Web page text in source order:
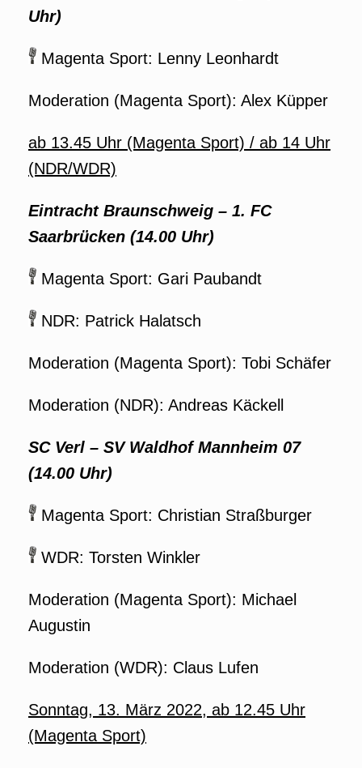
Uhr)
Magenta Sport: Lenny Leonhardt
Moderation (Magenta Sport): Alex Küpper
ab 13.45 Uhr (Magenta Sport) / ab 14 Uhr
(NDR/WDR)
Eintracht Braunschweig – 1. FC
Saarbrücken (14.00 Uhr)
Magenta Sport: Gari Paubandt
NDR: Patrick Halatsch
Moderation (Magenta Sport): Tobi Schäfer
Moderation (NDR): Andreas Käckell
SC Verl – SV Waldhof Mannheim 07
(14.00 Uhr)
Magenta Sport: Christian Straßburger
WDR: Torsten Winkler
Moderation (Magenta Sport): Michael
Augustin
Moderation (WDR): Claus Lufen
Sonntag, 13. März 2022, ab 12.45 Uhr
(Magenta Sport)